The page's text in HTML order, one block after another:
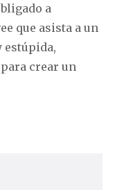
a
que asista a un
estúpida,
crear un